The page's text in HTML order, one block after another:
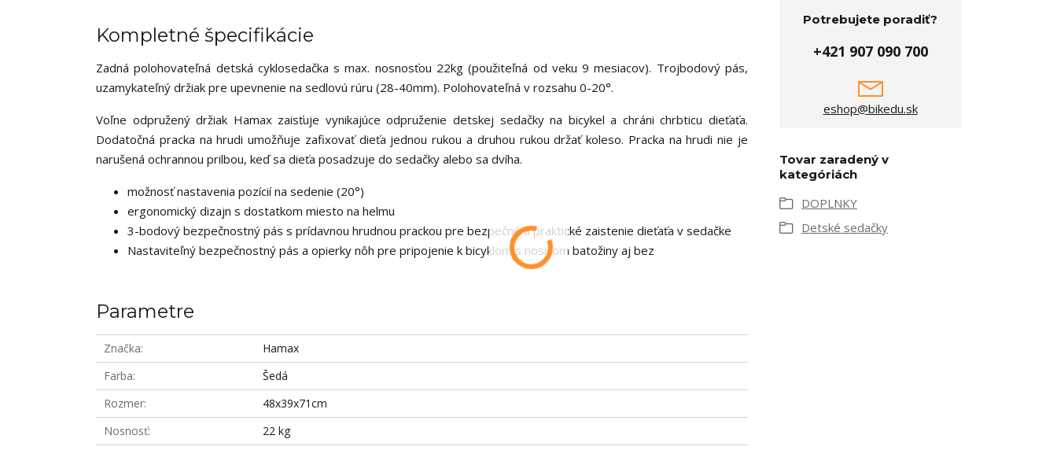
Kompletné špecifikácie
Zadná polohovateľná detská cyklosedačka s max. nosnosťou 22kg (použiteľná od veku 9 mesiacov). Trojbodový pás,
uzamykateľný držiak pre upevnenie na sedlovú rúru (28-40mm). Polohovateľná v rozsahu 0-20°.
Voľne odpružený držiak Hamax zaisťuje vynikajúce odpruženie detskej sedačky na bicykel a chráni chrbticu dieťaťa.
Dodatočná pracka na hrudi umožňuje zafixovať dieťa jednou rukou a druhou rukou držať koleso. Pracka na hrudi nie je
narušená ochrannou prilbou, keď sa dieťa posadzuje do sedačky alebo sa dvíha.
možnosť nastavenia pozícií na sedenie (20°)
ergonomický dizajn s dostatkom miesto na helmu
3-bodový bezpečnostný pás s prídavnou hrudnou prackou pre bezpečné a praktické zaistenie dieťaťa v sedačke
Nastaviteľný bezpečnostný pás a opierky nôh pre pripojenie k bicyklom s nosičom batožiny aj bez
Parametre
Značka
Hamax
Farba
Šedá
Rozmer
48x39x71cm
Nosnosť
22 kg
Potrebujete poradiť?
+421 907 090 700
eshop@bikedu.sk
Tovar zaradený v
kategóriách
DOPLNKY
Detské sedačky